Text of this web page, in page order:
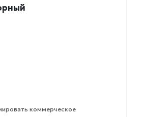
коммерческое